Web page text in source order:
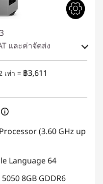
และค่าจัดส่ง
เท่า = ฿3,611
(3.60 GHz up
Language 64
8GB GDDR6